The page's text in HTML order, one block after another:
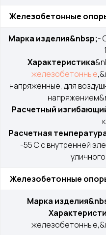
Железобетонные
Марка изделия&nbsp;-
Характеристика
железобетонные
напряженные, для
Расчетный
Расчетная
-55 С с внутренней
Железобетонные
Марка